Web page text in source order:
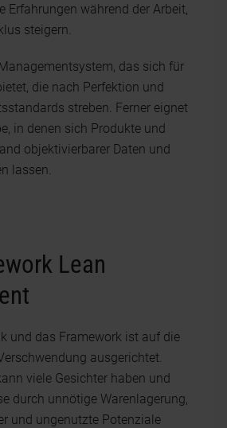
Erfahrungen während der Arbeit,
steigern.
das sich für
die nach Perfektion und
streben. Ferner eignet
in denen sich Produkte und
objektivierbarer Daten und
lassen.
Lean
und das Framework ist auf die
ausgerichtet.
viele Gesichter haben und
durch unnötige Warenlagerung,
und ungenutzte Potenziale